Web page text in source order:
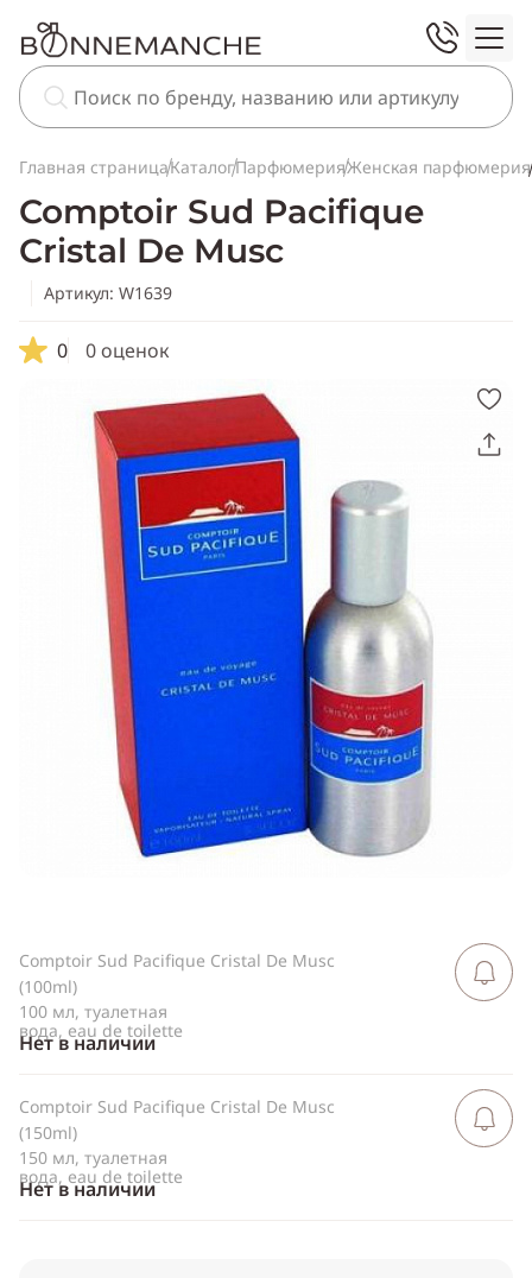
Главная страницаКаталогПарфюмерияЖенская парфюмерия
Comptoir Sud Pacifique
Cristal De Musc
Артикул: W1639
0 0 оценок
Скопировать
Telegram
WhatsApp
Viber
ВКонтакте
Comptoir Sud Pacifique Cristal De Musc
(100ml)
100 мл, туалетная
вода, eau de toilette
Нет в наличии
Сообщить
Comptoir Sud Pacifique Cristal De Musc
(150ml)
150 мл, туалетная
вода, eau de toilette
Нет в наличии
Сообщить